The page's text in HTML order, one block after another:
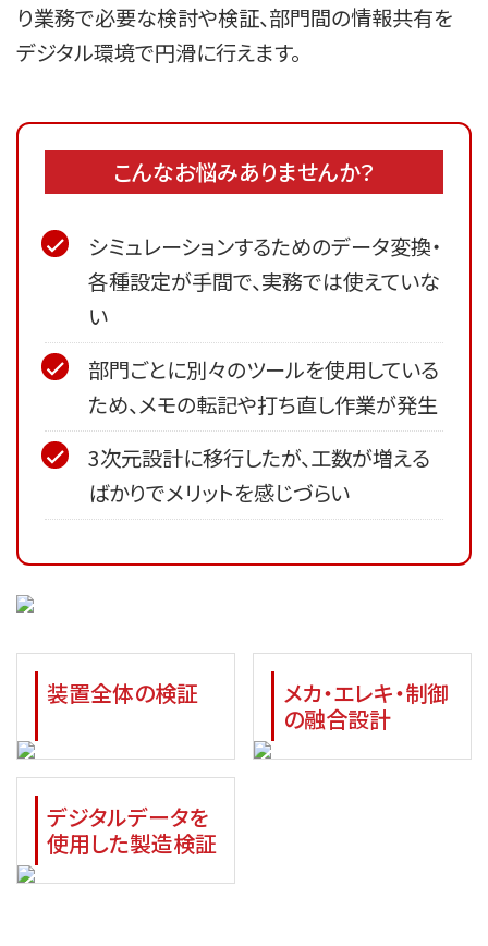
り業務で必要な検討や検証、部門間の情報共有を
デジタル環境で円滑に行えます。
こんなお悩みありませんか？
シミュレーションするためのデータ変換・
各種設定が手間で、実務では使えていな
い
部門ごとに別々のツールを使用している
ため、メモの転記や打ち直し作業が発生
3次元設計に移行したが、工数が増える
ばかりでメリットを感じづらい
装置全体の検証
メカ・エレキ・制御
の融合設計
デジタルデータを
使用した製造検証